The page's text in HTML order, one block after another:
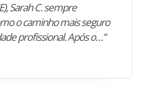
Sarah C. sempre
o caminho mais seguro
profissional. Após o…”